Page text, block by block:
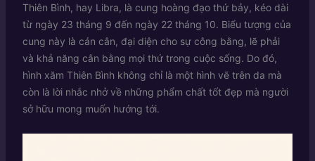
Thiên Bình, hay Libra, là cung hoàng đạo thứ bảy, kéo dài
từ ngày 23 tháng 9 đến ngày 22 tháng 10. Biểu tượng của
cung này là cán cân, đại diện cho sự công bằng, lẽ phải
và khả năng cân bằng mọi thứ trong cuộc sống. Do đó,
hình xăm Thiên Bình không chỉ là một hình vẽ trên da mà
còn là lời nhắc nhở về những phẩm chất tốt đẹp mà người
sở hữu mong muốn hướng tới.